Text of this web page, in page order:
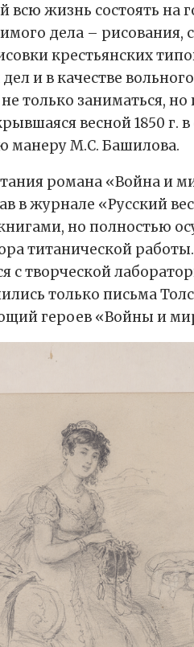
жизнь состоять на
дела – рисования,
крестьянских
и в качестве
только заниматься,
весной 1850 г.
манеру М.С. Башилова.
романа «Война и
в журнале «Русский
но полностью
титанической
с творческой
только письма
героев «Войны и